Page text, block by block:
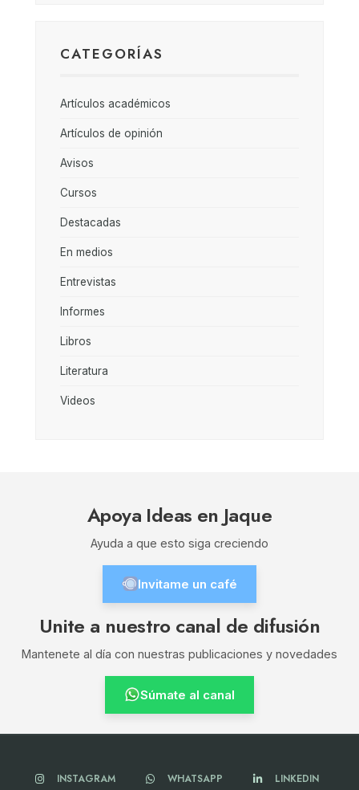
CATEGORÍAS
Artículos académicos
Artículos de opinión
Avisos
Cursos
Destacadas
En medios
Entrevistas
Informes
Libros
Literatura
Videos
Apoya Ideas en Jaque
Ayuda a que esto siga creciendo
Invitame un café
Unite a nuestro canal de difusión
Mantenete al día con nuestras publicaciones y novedades
Súmate al canal
INSTAGRAM WHATSAPP LINKEDIN